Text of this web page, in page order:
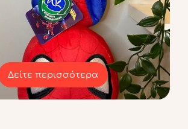
Δείτε περισσότερα